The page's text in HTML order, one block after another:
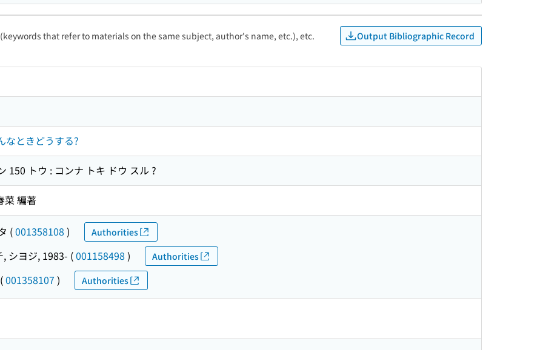
that refer to materials on the same subject, author's name, etc.), etc. Output Bibliographic Record
なときどうする?
150 トウ : コンナ トキ ドウ スル ?
菜 編著
(001358108 ) Authorities
, シヨジ, 1983- (001158498 ) Authorities
(001358107 ) Authorities